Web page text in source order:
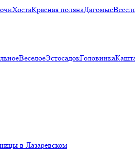
ХостаКрасная полянаДагомыс
ВеселоеЭстосадокГоловинка
в Лазаревском